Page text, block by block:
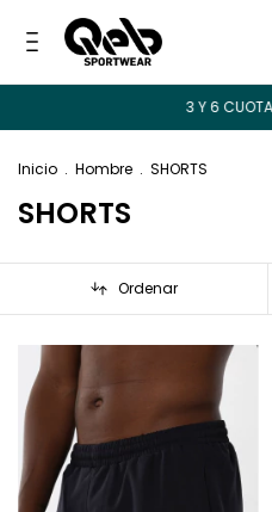
3 Y 6 CUOTAS SIN INTERÉS
Inicio . Hombre . SHORTS
SHORTS
Ordenar